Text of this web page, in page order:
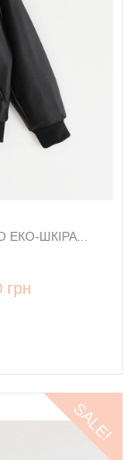
ШКІРА...
грн
SALE!